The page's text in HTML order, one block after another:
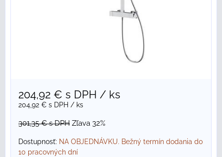
204,92 € s DPH / ks
204,92 € s DPH / ks
301,35 €s DPH Zľava 32%
Dostupnosť: NA OBJEDNÁVKU. Bežný termín dodania do
10 pracovných dní